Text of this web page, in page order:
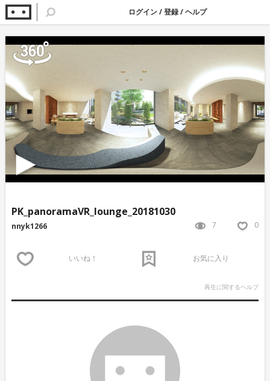
ログイン/登録/ヘルプ
PK_panoramaVR_lounge_20181030
nnyk1266 7 0
いいね！ お気に入り
再生に関するヘルプ